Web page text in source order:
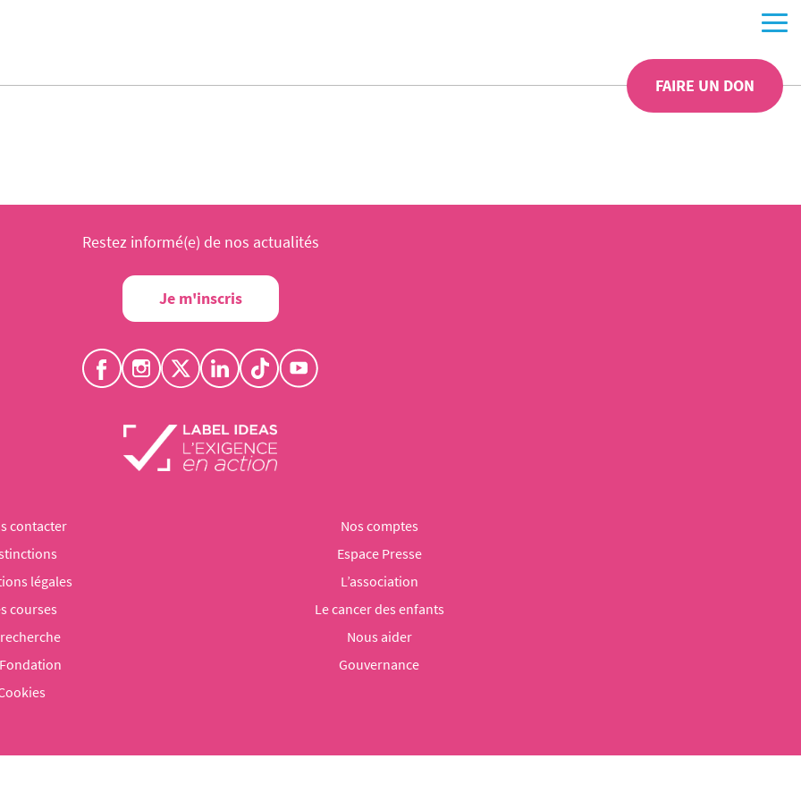
FAIRE UN DON
Restez informé(e) de nos actualités
Je m'inscris
contacter
Nos comptes
Espace Presse
légales
L’association
courses
Le cancer des enfants
Nous aider
Gouvernance